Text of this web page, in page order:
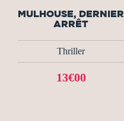
MULHOUSE, DERNIER
ARRÊT
Thriller
13€00